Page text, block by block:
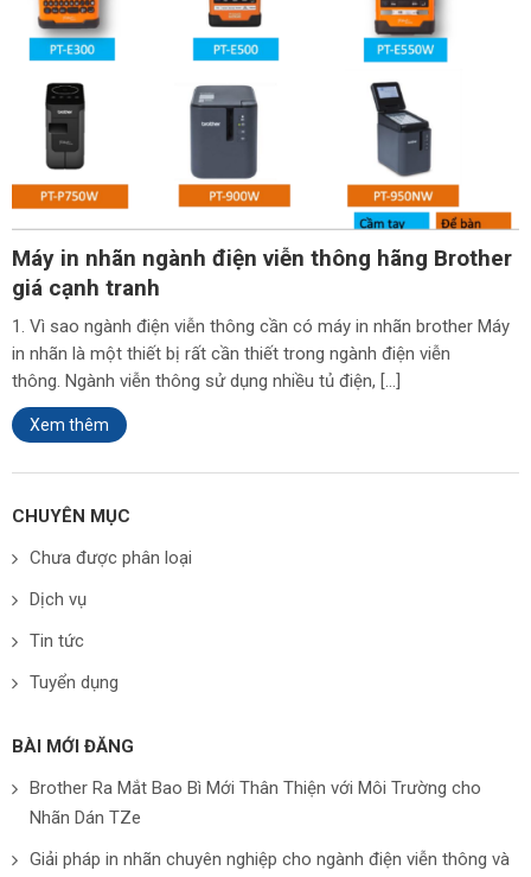
Máy in nhãn ngành điện viễn thông hãng Brother
giá cạnh tranh
1. Vì sao ngành điện viễn thông cần có máy in nhãn brother Máy
in nhãn là một thiết bị rất cần thiết trong ngành điện viễn
thông. Ngành viễn thông sử dụng nhiều tủ điện, […]
Xem thêm
CHUYÊN MỤC
Chưa được phân loại
Dịch vụ
Tin tức
Tuyển dụng
BÀI MỚI ĐĂNG
Brother Ra Mắt Bao Bì Mới Thân Thiện với Môi Trường cho
Nhãn Dán TZe
Giải pháp in nhãn chuyên nghiệp cho ngành điện viễn thông và